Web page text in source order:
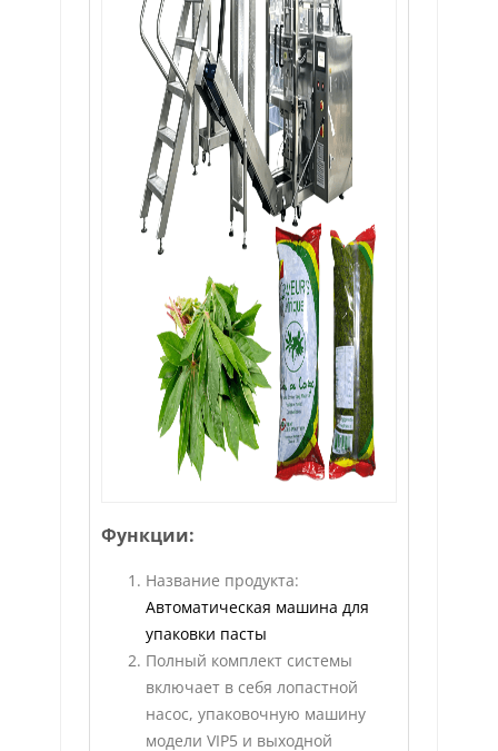
Функции:
Название продукта:
Автоматическая машина для
упаковки пасты
Полный комплект системы
включает в себя лопастной
насос, упаковочную машину
модели VIP5 и выходной